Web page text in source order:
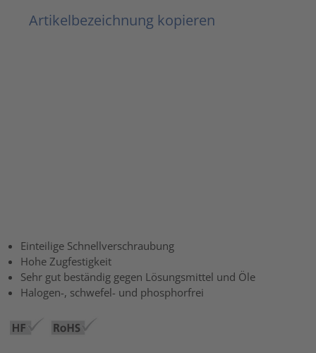
Artikelbezeichnung kopieren
Einteilige Schnellverschraubung
Hohe Zugfestigkeit
Sehr gut beständig gegen Lösungsmittel und Öle
Halogen-, schwefel- und phosphorfrei